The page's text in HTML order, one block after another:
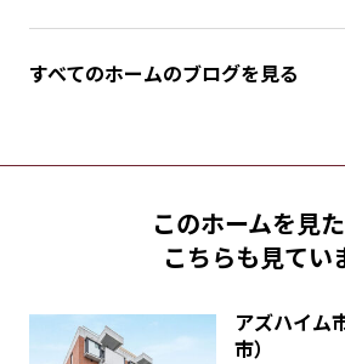
すべてのホームのブログを見る
このホームを見
こちらも見てい
アズハイム
市）